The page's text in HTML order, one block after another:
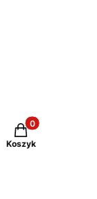
Produkty w
Koszyk